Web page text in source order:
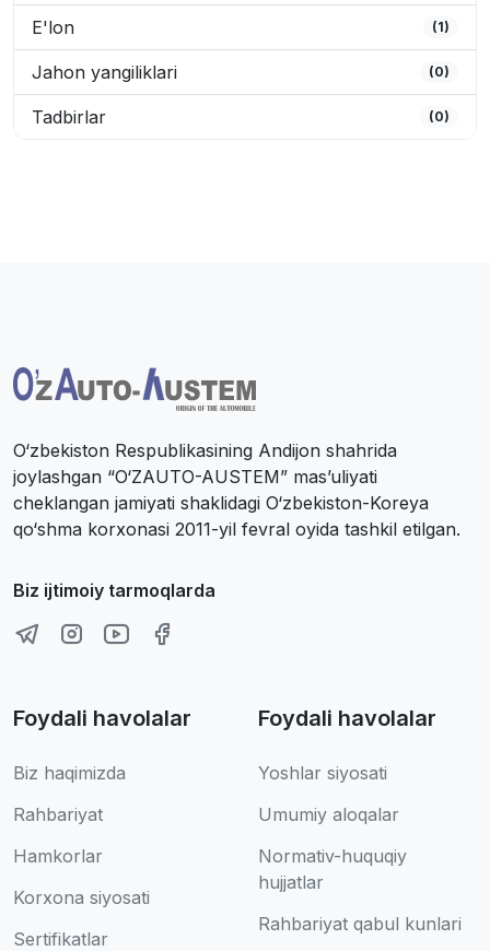
E'lon (1)
Jahon yangiliklari (0)
Tadbirlar (0)
O‘zbekiston Respublikasining Andijon shahrida
joylashgan “O‘ZAUTO-AUSTEM” mas’uliyati
cheklangan jamiyati shaklidagi O‘zbekiston-Koreya
qo‘shma korxonasi 2011-yil fevral oyida tashkil etilgan.
Biz ijtimoiy tarmoqlarda
Foydali havolalar
Biz haqimizda
Rahbariyat
Hamkorlar
Korxona siyosati
Sertifikatlar
Foydali havolalar
Yoshlar siyosati
Umumiy aloqalar
Normativ-huquqiy
hujjatlar
Rahbariyat qabul kunlari